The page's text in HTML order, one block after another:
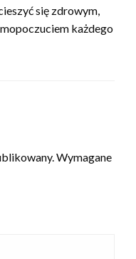
się zdrowym,
każdego
Wymagane